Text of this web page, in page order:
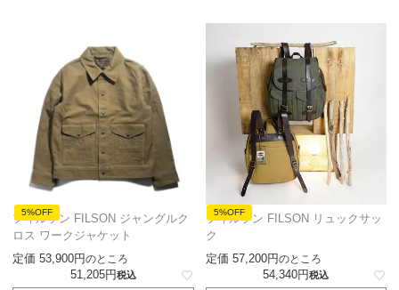
5%OFF
フィルソン FILSON ジャングルク
ロス ワークジャケット
定価 53,900 のところ
51,205 税込
5%OFF
フィルソン FILSON リュックサッ
ク
定価 57,200 のところ
54,340 税込